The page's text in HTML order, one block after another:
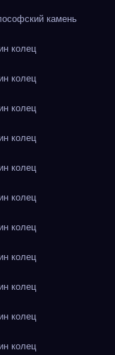
камень
колец
колец
колец
колец
колец
колец
колец
колец
колец
колец
колец